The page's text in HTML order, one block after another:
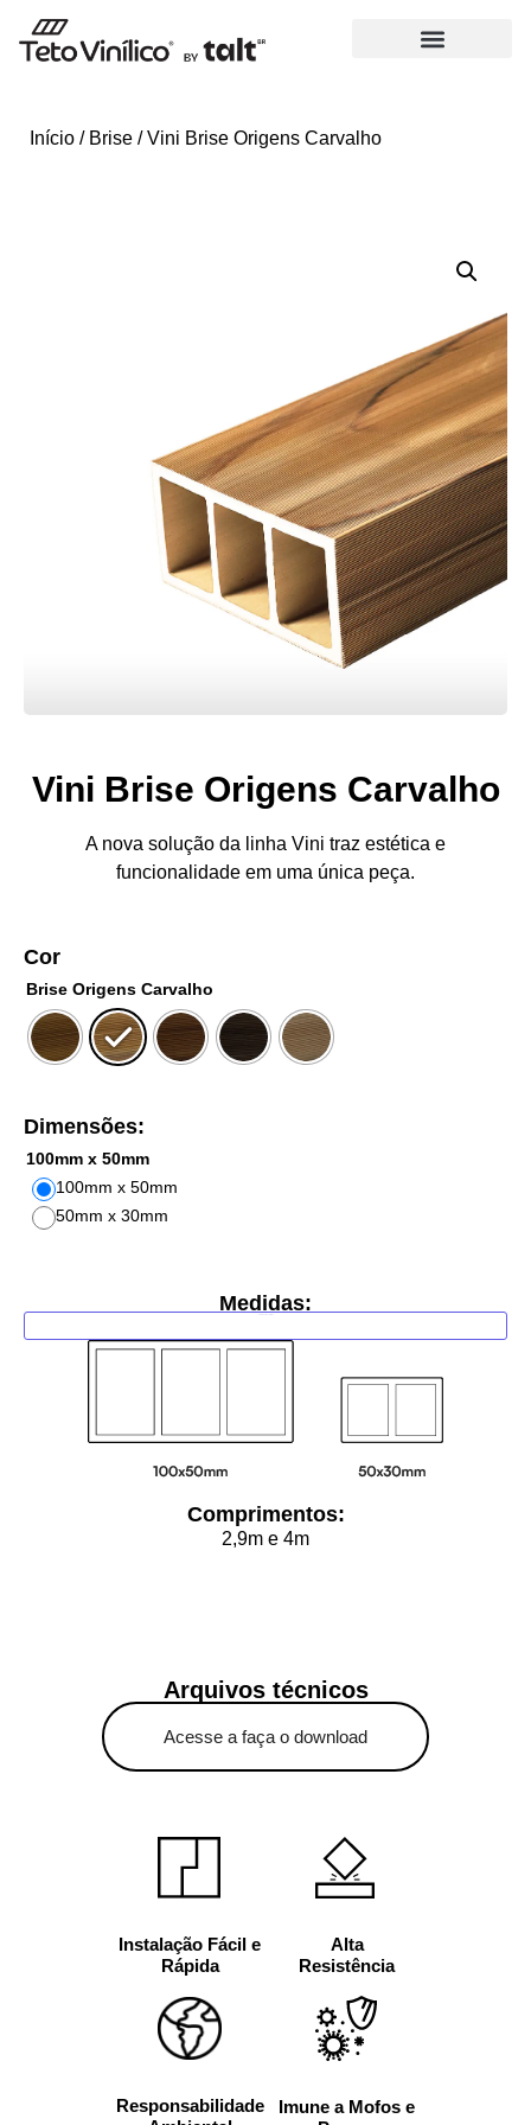
Início / Brise / Vini Brise Origens Carvalho
Vini Brise Origens Carvalho
A nova solução da linha Vini traz estética e
funcionalidade em uma única peça.
Cor
Brise Origens Carvalho
Dimensões:
100mm x 50mm
100mm x 50mm
50mm x 30mm
Medidas:
Comprimentos:
2,9m e 4m
Arquivos técnicos
Acesse a faça o download
Instalação Fácil e
Rápida
Alta
Resistência
Responsabilidade
Imune a Mofos e